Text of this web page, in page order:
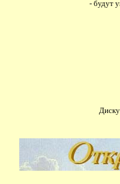
- будут